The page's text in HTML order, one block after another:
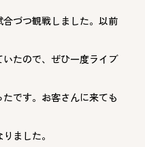
づつ観戦しました。以前
たので、ぜひ一度ライブ
です。お客さんに来ても
ました。